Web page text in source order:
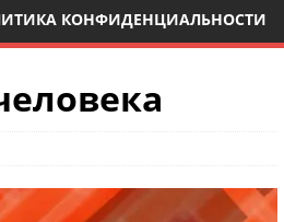
КОНФИДЕНЦИАЛЬНОСТИ